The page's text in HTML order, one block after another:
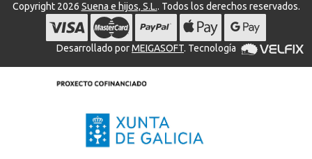
Copyright 2026 Suena e hijos, S.L.. Todos los derechos reservados.
Desarrollado porMEIGASOFT. Tecnología